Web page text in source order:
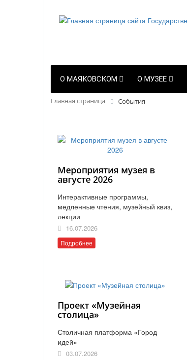
О МАЯКОВСКОМ О МУЗЕЕ
Главная страница События
Мероприятия музея в
августе 2026
Интерактивные программы,
медленные чтения, музейный квиз,
лекции
16.07.2026
Подробнее
Проект «Музейная
столица»
Столичная платформа «Город
идей»
03.07.2026